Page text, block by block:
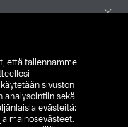
että tallennamme
sivuston
analysointiin sekä
evästeitä:
mainosevästeet.